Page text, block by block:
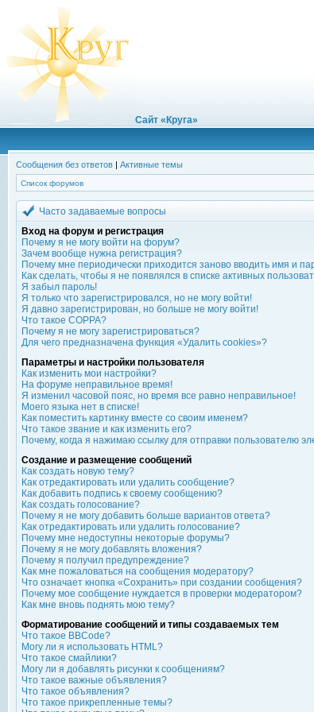
Сайт «Круга»
Сообщения без ответов | Активные темы
Список форумов
Часто задаваемые вопросы
Вход на форум и регистрация
Почему я не могу войти на форум?
Зачем вообще нужна регистрация?
Почему мне периодически приходится заново вводить имя и
Как сделать, чтобы я не появлялся в списке активных
Я забыл пароль!
Я только что зарегистрировался, но не могу войти!
Я давно зарегистрирован, но больше не могу войти!
Что такое COPPA?
Почему я не могу зарегистрироваться?
Для чего предназначена функция «Удалить cookies»?
Параметры и настройки пользователя
Как изменить мои настройки?
На форуме неправильное время!
Я изменил часовой пояс, но время все равно неправильное!
Моего языка нет в списке!
Как поместить картинку вместе со своим именем?
Что такое звание и как изменить его?
Почему, когда я нажимаю ссылку для отправки пользователю
Создание и размещение сообщений
Как создать новую тему?
Как отредактировать или удалить сообщение?
Как добавить подпись к своему сообщению?
Как создать голосование?
Почему я не могу добавить больше вариантов ответа?
Как отредактировать или удалить голосование?
Почему мне недоступны некоторые форумы?
Почему я не могу добавлять вложения?
Почему я получил предупреждение?
Как мне пожаловаться на сообщения модератору?
Что означает кнопка «Сохранить» при создании сообщения?
Почему мое сообщение нуждается в проверки модератором?
Как мне вновь поднять мою тему?
Форматирование сообщений и типы создаваемых тем
Что такое BBCode?
Могу ли я использовать HTML?
Что такое смайлики?
Могу ли я добавлять рисунки к сообщениям?
Что такое важные объявления?
Что такое объявления?
Что такое прикрепленные темы?